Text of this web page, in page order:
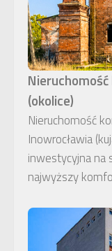
(okolice)
Nieruchomość
Inowrocławia
inwestycyjna na
najwyższy